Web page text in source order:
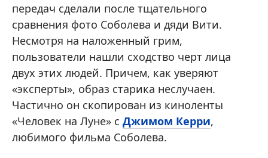
передач сделали после тщательного
сравнения фото Соболева и дяди Вити.
Несмотря на наложенный грим,
пользователи нашли сходство черт лица
двух этих людей. Причем, как уверяют
«эксперты», образ старика неслучаен.
Частично он скопирован из киноленты
«Человек на Луне» с Джимом Керри,
любимого фильма Соболева.